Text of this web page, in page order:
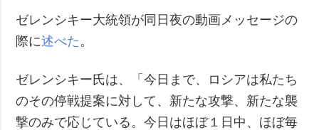
ゼレンシキー大統領が同日夜の動画メッセージの
際に述べた 。
ゼレンシキー氏は、「今日まで、ロシアは私たち
のその停戦提案に対して、新たな攻撃、新たな襲
撃のみで応じている。今日はほぼ１日中、ほぼ毎